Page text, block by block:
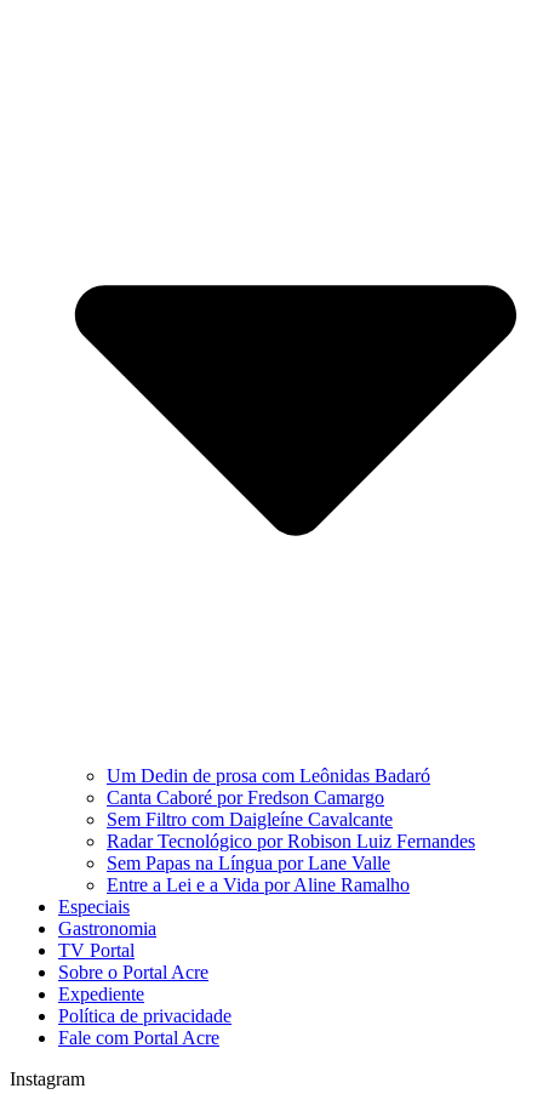
Um Dedin de prosa com Leônidas Badaró
Canta Caboré por Fredson Camargo
Sem Filtro com Daigleíne Cavalcante
Radar Tecnológico por Robison Luiz Fernandes
Sem Papas na Língua por Lane Valle
Entre a Lei e a Vida por Aline Ramalho
Especiais
Gastronomia
TV Portal
Sobre o Portal Acre
Expediente
Política de privacidade
Fale com Portal Acre
Instagram